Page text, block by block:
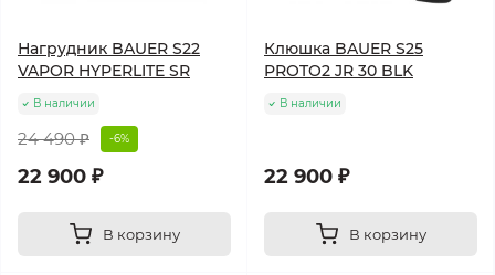
Нагрудник BAUER S22
VAPOR HYPERLITE SR
В наличии
24 490 ₽ -6%
22 900 ₽
В корзину
Клюшка BAUER S25
PROTO2 JR 30 BLK
В наличии
22 900 ₽
В корзину